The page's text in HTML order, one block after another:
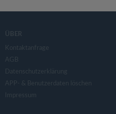
ÜBER
Kontaktanfrage
AGB
Datenschutzerklärung
APP- & Benutzerdaten löschen
Impressum